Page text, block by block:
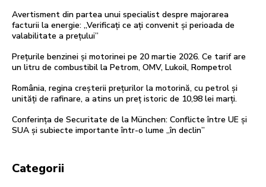
Avertisment din partea unui specialist despre majorarea
facturii la energie: „Verificați ce ați convenit și perioada de
valabilitate a prețului”
Prețurile benzinei și motorinei pe 20 martie 2026. Ce tarif are
un litru de combustibil la Petrom, OMV, Lukoil, Rompetrol
România, regina creșterii prețurilor la motorină, cu petrol și
unități de rafinare, a atins un preț istoric de 10,98 lei marți.
Conferința de Securitate de la München: Conflicte între UE și
SUA și subiecte importante într-o lume „în declin”
Categorii